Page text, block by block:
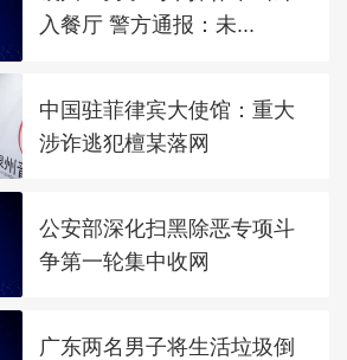
入餐厅 警方通报：未...
中国驻菲律宾大使馆：重大
涉诈逃犯檀某落网
公安部深化扫黑除恶专项斗
争第一轮集中收网
广东两名男子将生活垃圾倒